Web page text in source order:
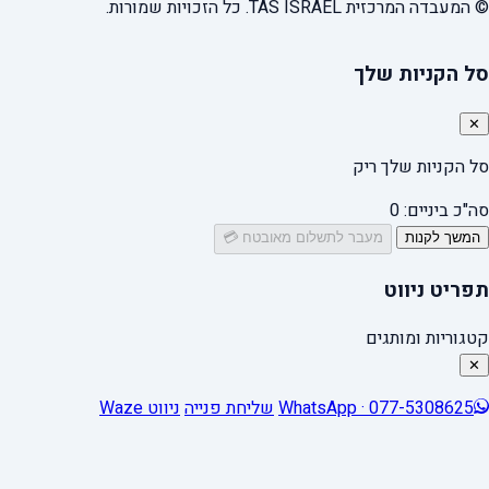
© המעבדה המרכזית TAS ISRAEL. כל הזכויות שמורות.
סל הקניות שלך
✕
סל הקניות שלך ריק
סה"כ ביניים:0
המשך לקנות מעבר לתשלום מאובטח 💳
תפריט ניווט
קטגוריות ומותגים
✕
WhatsApp · 077-5308625שליחת פנייהניווט Waze